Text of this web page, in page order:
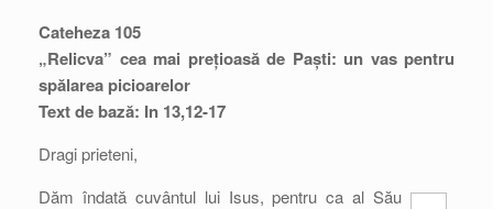
Cateheza 105
„Relicva” cea mai prețioasă de Paști: un vas pentru
spălarea picioarelor
Text de bază: In 13,12-17
Dragi prieteni,
Dăm îndată cuvântul lui Isus, pentru ca al Său